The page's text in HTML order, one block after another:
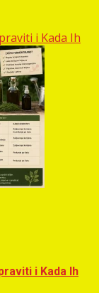
i Kada Ih
i Kada Ih